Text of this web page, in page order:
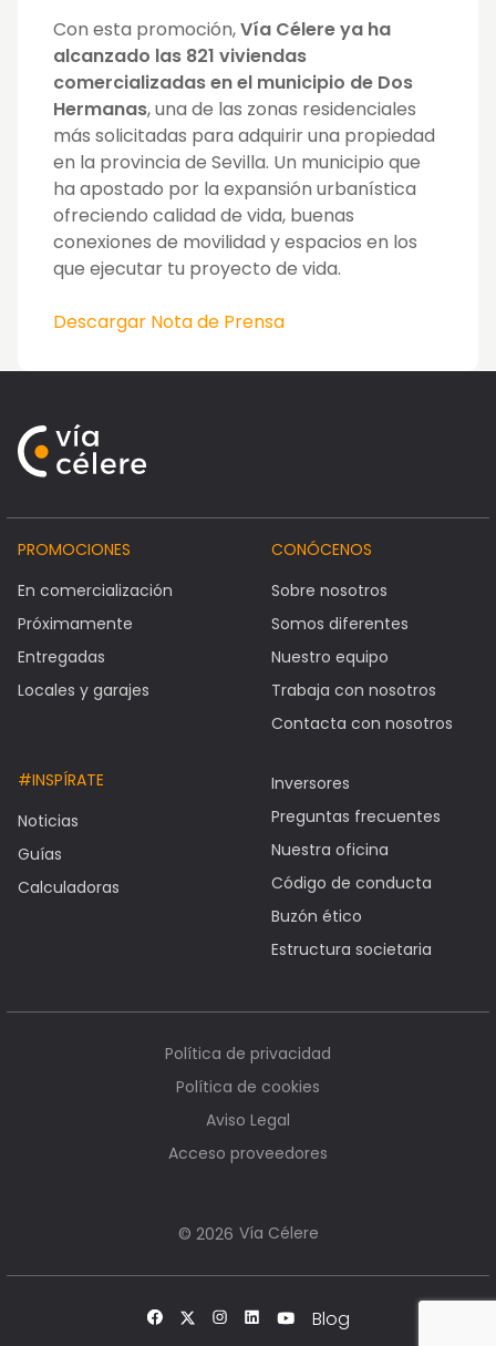
Con esta promoción,Vía Célere ya ha
alcanzado las 821 viviendas
comercializadas en el municipio de Dos
Hermanas, una de las zonas residenciales
más solicitadas para adquirir una propiedad
en la provincia de Sevilla. Un municipio que
ha apostado por la expansión urbanística
ofreciendo calidad de vida, buenas
conexiones de movilidad y espacios en los
que ejecutar tu proyecto de vida.
Descargar Nota de Prensa
PROMOCIONES
En comercialización
Próximamente
Entregadas
Locales y garajes
CONÓCENOS
Sobre nosotros
Somos diferentes
Nuestro equipo
Trabaja con nosotros
Contacta con nosotros
#INSPÍRATE
Noticias
Guías
Calculadoras
Inversores
Preguntas frecuentes
Nuestra oficina
Código de conducta
Buzón ético
Estructura societaria
© 2026 Vía Célere
Política de privacidad
Política de cookies
Aviso Legal
Acceso proveedores
Blog